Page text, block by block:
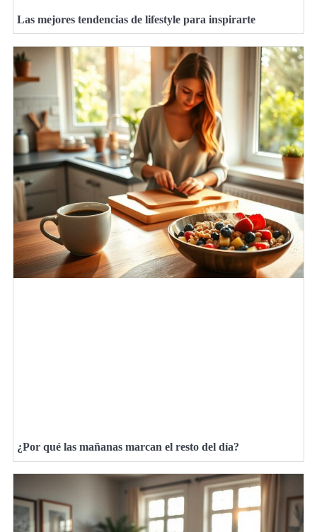
Las mejores tendencias de lifestyle para inspirarte
¿Por qué las mañanas marcan el resto del día?